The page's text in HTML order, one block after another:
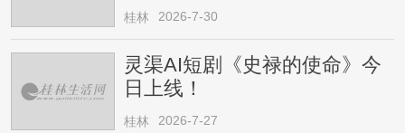
桂林 2026-7-30
灵渠AI短剧《史禄的使命》今
日上线！
桂林 2026-7-27